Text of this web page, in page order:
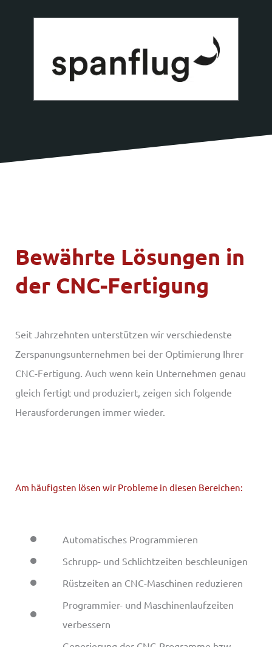
Bewährte Lösungen in
der CNC-Fertigung
Seit Jahrzehnten unterstützen wir verschiedenste
Zerspanungs­unternehmen bei der Optimierung Ihrer
CNC-Fertigung. Auch wenn kein Unternehmen genau
gleich fertigt und produziert, zeigen sich folgende
Herausforderungen immer wieder.
Am häufigsten lösen wir Probleme in diesen Bereichen:
Automatisches Programmieren
Schrupp- und Schlichtzeiten beschleunigen
Rüstzeiten an CNC-Maschinen reduzieren
Programmier- und Maschinenlaufzeiten
verbessern